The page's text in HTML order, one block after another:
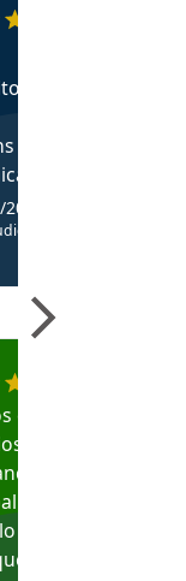
no
pelas
e
(Edital
o Aprova
e
na
de